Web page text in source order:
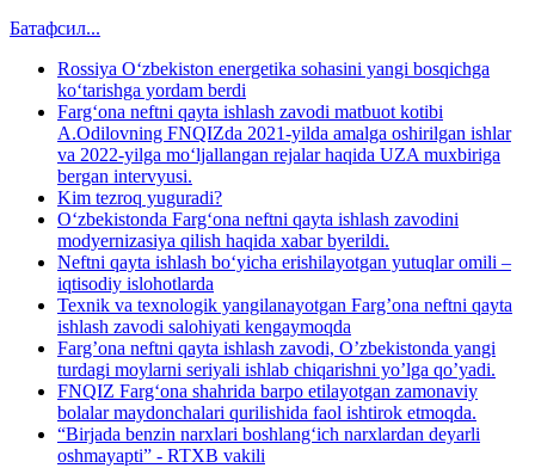
Батафсил...
Rossiya O‘zbekiston energetika sohasini yangi bosqichga
ko‘tarishga yordam berdi
Farg‘ona neftni qayta ishlash zavodi matbuot kotibi
A.Odilovning FNQIZda 2021-yilda amalga oshirilgan ishlar
va 2022-yilga mo‘ljallangan rejalar haqida UZA muxbiriga
bergan intervyusi.
Kim tezroq yuguradi?
O‘zbekistonda Farg‘ona neftni qayta ishlash zavodini
modyernizasiya qilish haqida xabar byerildi.
Neftni qayta ishlash bo‘yicha erishilayotgan yutuqlar omili –
iqtisodiy islohotlarda
Texnik va texnologik yangilanayotgan Fargʼona neftni qayta
ishlash zavodi salohiyati kengaymoqda
Fargʼona neftni qayta ishlash zavodi, Oʼzbekistonda yangi
turdagi moylarni seriyali ishlab chiqarishni yoʼlga qoʼyadi.
FNQIZ Farg‘ona shahrida barpo etilayotgan zamonaviy
bolalar maydonchalari qurilishida faol ishtirok etmoqda.
“Birjada benzin narxlari boshlang‘ich narxlardan deyarli
oshmayapti” - RTXB vakili